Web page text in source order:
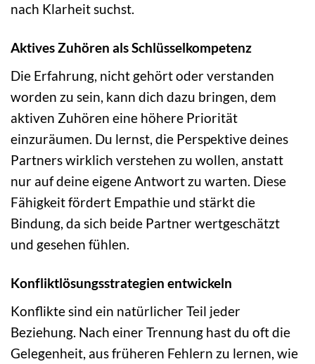
nach Klarheit suchst.
Aktives Zuhören als Schlüsselkompetenz
Die Erfahrung, nicht gehört oder verstanden
worden zu sein, kann dich dazu bringen, dem
aktiven Zuhören eine höhere Priorität
einzuräumen. Du lernst, die Perspektive deines
Partners wirklich verstehen zu wollen, anstatt
nur auf deine eigene Antwort zu warten. Diese
Fähigkeit fördert Empathie und stärkt die
Bindung, da sich beide Partner wertgeschätzt
und gesehen fühlen.
Konfliktlösungsstrategien entwickeln
Konflikte sind ein natürlicher Teil jeder
Beziehung. Nach einer Trennung hast du oft die
Gelegenheit, aus früheren Fehlern zu lernen, wie